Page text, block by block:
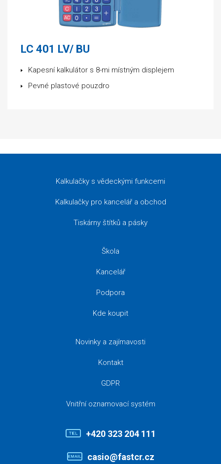
LC 401 LV/ BU
Kapesní kalkulátor s 8-mi místným displejem
Pevné plastové pouzdro
Kalkulačky s vědeckými funkcemi
Kalkulačky pro kancelář a obchod
Tiskárny štítků a pásky
Škola
Kancelář
Podpora
Kde koupit
Novinky a zajímavosti
Kontakt
GDPR
Vnitřní oznamovací systém
+420 323 204 111
casio@fastcr.cz